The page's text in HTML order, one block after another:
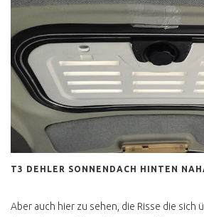
KLAPPDACHCAMPER
CALIFORNIA COACH
HOCHDACH
CALIFORNIA COACH
FALTDACH
CALIFORNIA 2.4 D
FALTDACH
CALIFORNIA FAKE
HOCHDACH
AUFSTELLDACH
T3 DEHLER SONNENDACH HINTEN
Aber auch hier zu sehen, die Risse die sich